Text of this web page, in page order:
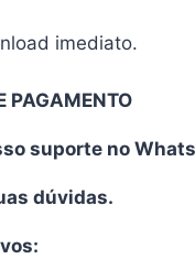
imediato.
PAGAMENTO
suporte no
dúvidas.